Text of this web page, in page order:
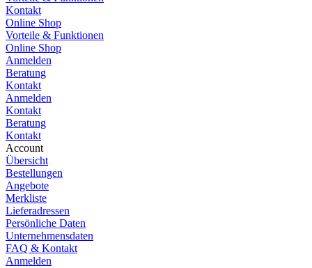
Kontakt
Online Shop
Vorteile & Funktionen
Online Shop
Anmelden
Beratung
Kontakt
Anmelden
Kontakt
Beratung
Kontakt
Account
Übersicht
Bestellungen
Angebote
Merkliste
Lieferadressen
Persönliche Daten
Unternehmensdaten
FAQ & Kontakt
Anmelden